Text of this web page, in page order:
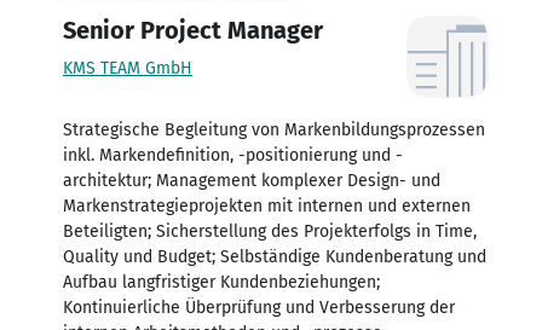
Senior Project Manager
KMS TEAM GmbH
Strategische Begleitung von Markenbildungsprozessen
inkl. Markendefinition, -positionierung und -
architektur; Management komplexer Design- und
Markenstrategieprojekten mit internen und externen
Beteiligten; Sicherstellung des Projekterfolgs in Time,
Quality und Budget; Selbständige Kundenberatung und
Aufbau langfristiger Kundenbeziehungen;
Kontinuierliche Überprüfung und Verbesserung der